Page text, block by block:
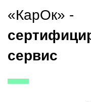
«КарОк» -
сервис